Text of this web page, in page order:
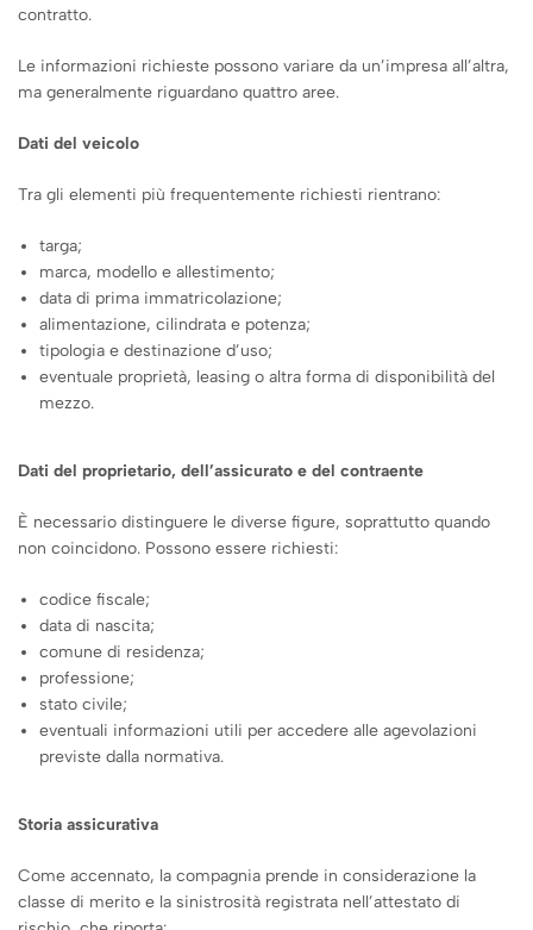
contratto.
Le informazioni richieste possono variare da un’impresa all’altra,
ma generalmente riguardano quattro aree.
Dati del veicolo
Tra gli elementi più frequentemente richiesti rientrano:
targa;
marca, modello e allestimento;
data di prima immatricolazione;
alimentazione, cilindrata e potenza;
tipologia e destinazione d’uso;
eventuale proprietà, leasing o altra forma di disponibilità del
mezzo.
Dati del proprietario, dell’assicurato e del contraente
È necessario distinguere le diverse figure, soprattutto quando
non coincidono. Possono essere richiesti:
codice fiscale;
data di nascita;
comune di residenza;
professione;
stato civile;
eventuali informazioni utili per accedere alle agevolazioni
previste dalla normativa.
Storia assicurativa
Come accennato, la compagnia prende in considerazione la
classe di merito e la sinistrosità registrata nell’attestato di